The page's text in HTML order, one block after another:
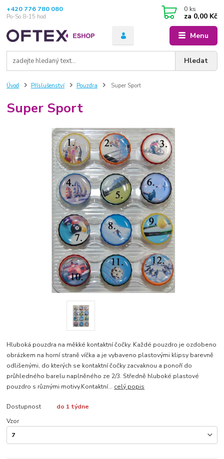
Menu
Hledat
+420 776 780 080
Po-So 8-15 hod
0 ks
za 0,00 Kč
Úvod Příslušenství Pouzdra Super Sport
Super Sport
Hluboká pouzdra na měkké kontaktní čočky. Každé pouzdro je ozdobeno
obrázkem na horní straně víčka a je vybaveno plastovými klipsy barevně
odlišenými, do kterých se kontaktní čočky zacvaknou a ponoří do
průhledného barelu naplněného ze 2/3. Středně hluboké plastové
pouzdro s různými motivy.Kontaktní... celý popis
Dostupnost
do 1 týdne
Vzor